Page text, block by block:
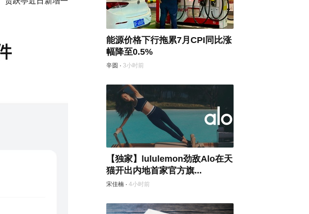
能源价格下行拖累7月CPI同比涨
幅降至0.5%
辛圆 · 3小时前
【独家】lululemon劲敌Alo在天
猫开出内地首家官方旗...
宋佳楠 · 4小时前